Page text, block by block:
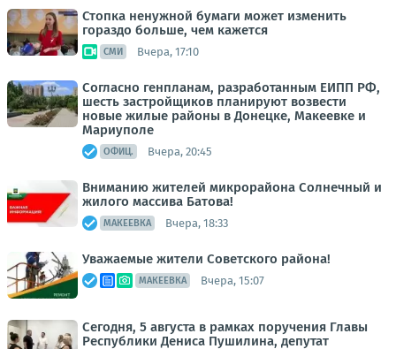
Стопка ненужной бумаги может изменить
гораздо больше, чем кажется
СМИ Вчера, 17:10
Согласно генпланам, разработанным ЕИПП РФ,
шесть застройщиков планируют возвести
новые жилые районы в Донецке, Макеевке и
Мариуполе
ОФИЦ. Вчера, 20:45
Вниманию жителей микрорайона Солнечный и
жилого массива Батова!
МАКЕЕВКА Вчера, 18:33
Уважаемые жители Советского района!
МАКЕЕВКА Вчера, 15:07
Сегодня, 5 августа в рамках поручения Главы
Республики Дениса Пушилина, депутат